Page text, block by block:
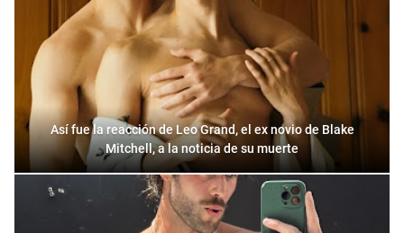
Así fue la reacción de Leo Grand, el ex novio de Blake
Mitchell, a la noticia de su muerte